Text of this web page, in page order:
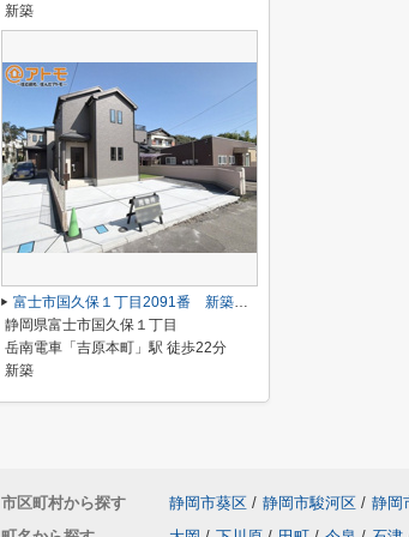
新築
富士市国久保１丁目2091番 新築戸建て B号棟
静岡県富士市国久保１丁目
岳南電車「吉原本町」駅 徒歩22分
新築
市区町村から探す 静岡市葵区 / 静岡市駿河区 / 静岡